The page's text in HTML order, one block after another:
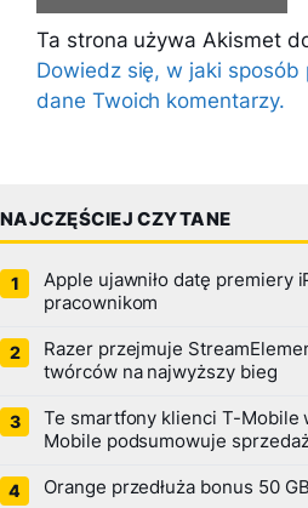
Ta strona używa Akismet
Dowiedz się, w jaki sposób
dane Twoich komentarzy.
NAJCZĘŚCIEJ CZYTANE
Apple ujawniło datę premiery
pracownikom
Razer przejmuje
twórców na najwyższy bieg
Te smartfony klienci T-Mobile
Mobile podsumowuje
Orange przedłuża bonus 50